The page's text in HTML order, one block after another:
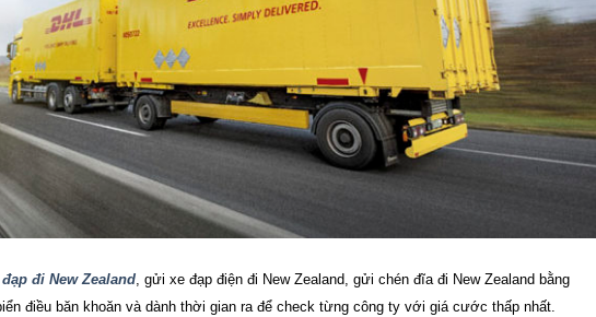
đi New Zealand, gửi xe đạp điện đi New Zealand, gửi chén đĩa đi New Zealand bằng
điều băn khoăn và dành thời gian ra để check từng công ty với giá cước thấp nhất.